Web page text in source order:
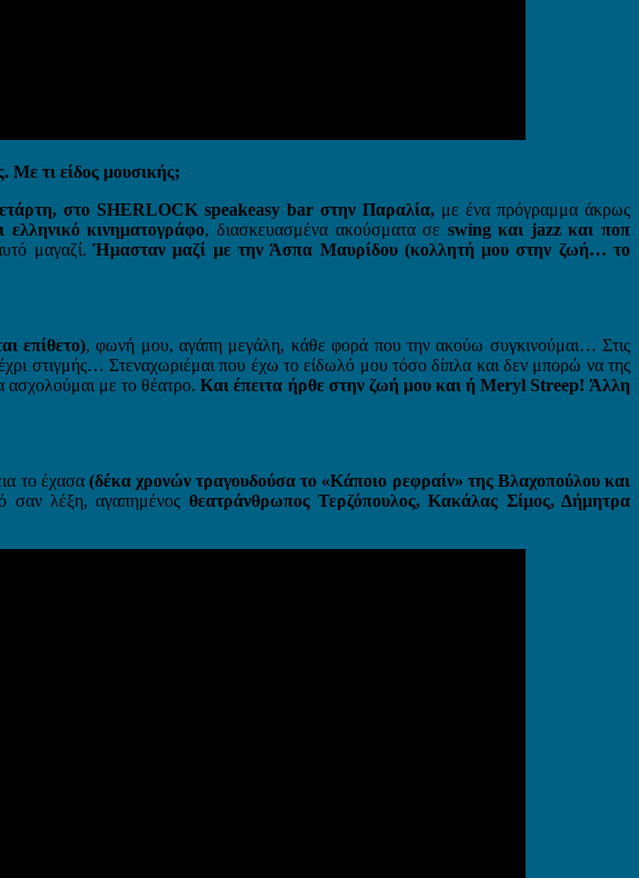
Με τι είδος μουσικής;
στο SHERLOCK speakeasy bar στην Παραλία, με ένα πρόγραμμα άκρως
κινηματογράφο, διασκευασμένα ακούσματα σε swing και jazz και ποπ
μαγαζί.Ήμασταν μαζί με την Άσπα Μαυρίδου (κολλητή μου στην ζωή… το
επίθετο), φωνή μου, αγάπη μεγάλη, κάθε φορά που την ακούω συγκινούμαι… Στις
στιγμής… Στεναχωριέμαι που έχω το είδωλό μου τόσο δίπλα και δεν μπορώ να της
ασχολούμαι με το θέατρο.Και έπειτα ήρθε στην ζωή μου και ή Meryl Streep! Άλλη
το έχασα (δέκα χρονών τραγουδούσα το «Κάποιο ρεφραίν» της Βλαχοπούλου και
σαν λέξη, αγαπημένος θεατράνθρωπος Τερζόπουλος, Κακάλας Σίμος, Δήμητρα